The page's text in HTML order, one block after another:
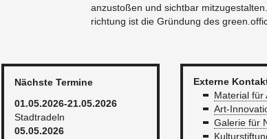
an­zu­sto­ßen und sicht­bar
rich­tung ist die Grün­dung des
Nächs­te Ter­mi­ne
01.05.2026-21.05.2026
Stadt­ra­deln
05.05.2026
Ex­ter­ne
Ma­te­ri­al für
Art-​
Ga­le­rie für